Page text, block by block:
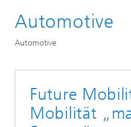
Märkte und Applikationen
Automotive
Automotive
Future
Mobilität